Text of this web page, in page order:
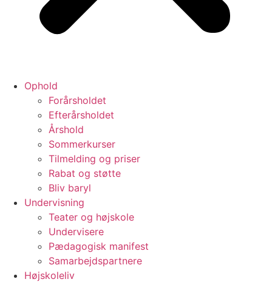
Ophold
Forårsholdet
Efterårsholdet
Årshold
Sommerkurser
Tilmelding og priser
Rabat og støtte
Bliv baryl
Undervisning
Teater og højskole
Undervisere
Pædagogisk manifest
Samarbejdspartnere
Højskoleliv